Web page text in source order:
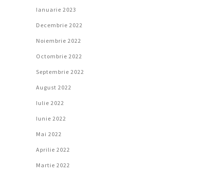
Ianuarie 2023
Decembrie 2022
Noiembrie 2022
Octombrie 2022
Septembrie 2022
August 2022
Iulie 2022
Iunie 2022
Mai 2022
Aprilie 2022
Martie 2022